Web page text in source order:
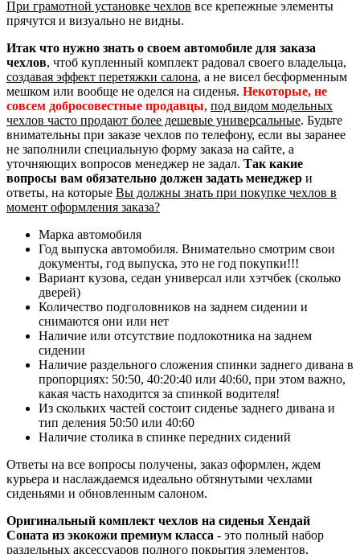
При грамотной установке чехлов все крепежные элементы
прячутся и визуально не видны.
Итак что нужно знать о своем автомобиле для заказа
чехлов, чтоб купленный комплект радовал своего владельца,
создавая эффект перетяжки салона, а не висел бесформенным
мешком или вообще не оделся на сиденья. Некоторые, не
совсем добросовестные продавцы, под видом модельных
чехлов часто продают более дешевые универсальные. Будьте
внимательны при заказе чехлов по телефону, если вы заранее
не заполнили специальную форму заказа на сайте, а
уточняющих вопросов менеджер не задал. Так какие
вопросы вам обязательно должен задать менеджер и
ответы, на которые Вы должны знать при покупке чехлов в
момент оформления заказа?
Марка автомобиля
Год выпуска автомобиля. Внимательно смотрим свои
документы, год выпуска, это не год покупки!!!
Вариант кузова, седан универсал или хэтчбек (сколько
дверей)
Количество подголовников на заднем сидении и
снимаются они или нет
Наличие или отсутствие подлокотника на заднем
сидении
Наличие раздельного сложения спинки заднего дивана в
пропорциях: 50:50, 40:20:40 или 40:60, при этом важно,
какая часть находится за спинкой водителя!
Из скольких частей состоит сиденье заднего дивана и
тип деления 50:50 или 40:60
Наличие столика в спинке передних сидений
Ответы на все вопросы получены, заказ оформлен, ждем
курьера и наслаждаемся идеально обтянутыми чехлами
сиденьями и обновленным салоном.
Оригинальный комплект чехлов на сиденья Хендай
Соната из экокожи премиум класса - это полный набор
раздельных аксессуаров полного покрытия элементов,